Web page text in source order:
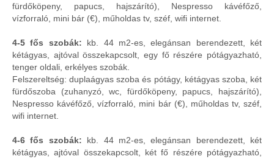
fürdőköpeny, papucs, hajszárító), Nespresso kávéfőző,
vízforraló, mini bár (€), műholdas tv, széf, wifi internet.
4-5 fős szobák: kb. 44 m2-es, elegánsan berendezett, két
kétágyas, ajtóval összekapcsolt, egy fő részére pótágyazható,
tenger oldali, erkélyes szobák.
Felszereltség: duplaágyas szoba és pótágy, kétágyas szoba, két
fürdőszoba (zuhanyzó, wc, fürdőköpeny, papucs, hajszárító),
Nespresso kávéfőző, vízforraló, mini bár (€), műholdas tv, széf,
wifi internet.
4-6 fős szobák: kb. 44 m2-es, elegánsan berendezett, két
kétágyas, ajtóval összekapcsolt, két fő részére pótágyazható,